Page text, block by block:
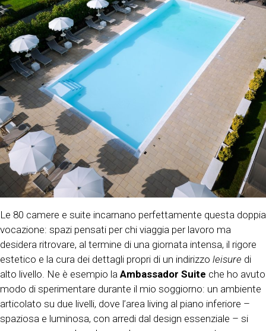
Le 80 camere e suite incarnano perfettamente questa doppia
vocazione: spazi pensati per chi viaggia per lavoro ma
desidera ritrovare, al termine di una giornata intensa, il rigore
estetico e la cura dei dettagli propri di un indirizzo leisure di
alto livello. Ne è esempio la Ambassador Suite che ho avuto
modo di sperimentare durante il mio soggiorno: un ambiente
articolato su due livelli, dove l’area living al piano inferiore –
spaziosa e luminosa, con arredi dal design essenziale – si